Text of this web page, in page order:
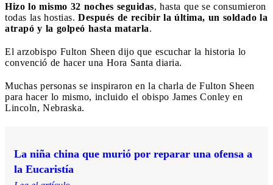
Hizo lo mismo 32 noches seguidas, hasta que se consumieron
todas las hostias. Después de recibir la última, un soldado la
atrapó y la golpeó hasta matarla.
El arzobispo Fulton Sheen dijo que escuchar la historia lo
convenció de hacer una Hora Santa diaria.
Muchas personas se inspiraron en la charla de Fulton Sheen
para hacer lo mismo, incluido el obispo James Conley en
Lincoln, Nebraska.
La niña china que murió por reparar una ofensa a
la Eucaristía